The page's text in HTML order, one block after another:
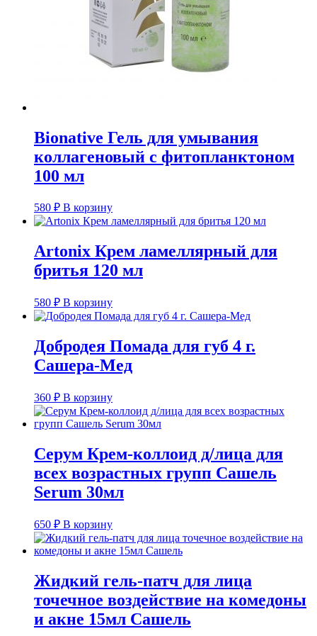
Bionative Гель для умывания
коллагеновый с фитопланктоном
100 мл
580 ₽ В корзину
Artonix Крем ламеллярный для
бритья 120 мл
580 ₽ В корзину
Добродея Помада для губ 4 г.
Сашера-Мед
360 ₽ В корзину
Серум Крем-коллоид д/лица для
всех возрастных групп Сашель
Serum 30мл
650 ₽ В корзину
Жидкий гель-патч для лица
точечное воздействие на комедоны
и акне 15мл Сашель